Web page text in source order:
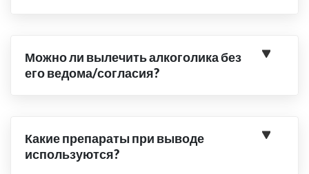
Можно ли вылечить алкоголика без
его ведома/согласия?
Какие препараты при выводе
используются?